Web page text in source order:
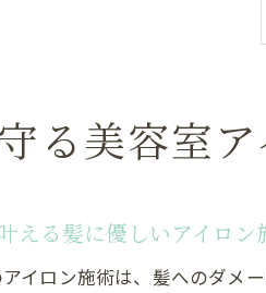
る美容室
える髪に優しいアイロン
イロン施術は、髪へのダメ